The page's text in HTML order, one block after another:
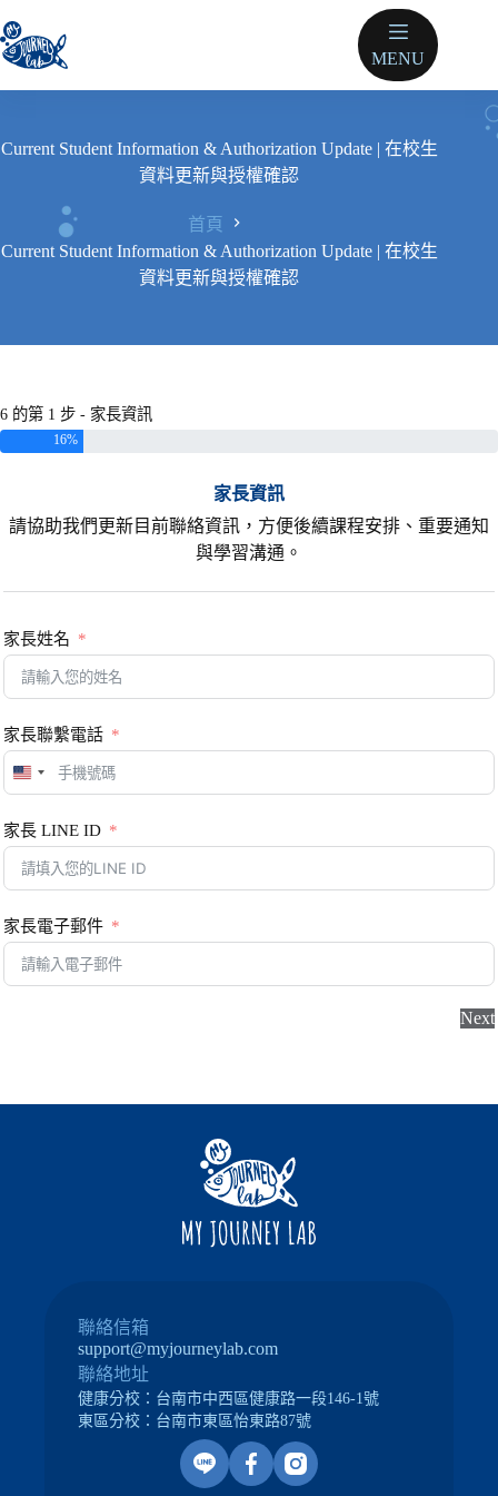
至
主
要
容
MENU
Current Student Information & Authorization Update | 在校生
資料更新與授權確認
首頁
Current Student Information & Authorization Update | 在校生
資料更新與授權確認
6 的第 1 步 - 家長資訊
16%
家長資訊
請協助我們更新目前聯絡資訊，方便後續課程安排、重要通知
與學習溝通。
家長姓名
家長聯繫電話
U
n
t
d
S
t
a
t
e
家長 LINE ID
家長電子郵件
Next
聯絡信箱
support@myjourneylab.com
聯絡地址
健康分校： 台南市中西區健康路一段146-1號
東區分校： 台南市東區怡東路87號